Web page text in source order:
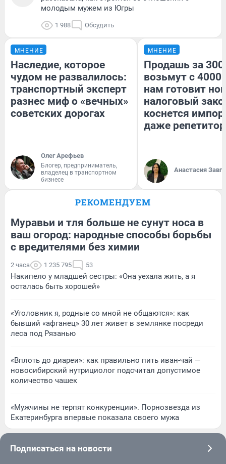
молодым мужем из Югры
1 988 Обсудить
МНЕНИЕ
Наследие, которое
чудом не развалилось:
транспортный эксперт
разнес миф о «вечных»
советских дорогах
Олег Арефьев
Блогер, предприниматель,
владелец в транспортном
бизнесе
МНЕНИЕ
Продашь за
возьмут с
нам готовит
налоговый
коснется
даже
Анастасия
РЕКОМЕНДУЕМ
Муравьи и тля больше не сунут носа в
ваш огород: народные способы борьбы
с вредителями без химии
2 часа 1 235 795 53
Накипело у младшей сестры: «Она уехала жить, а я
осталась быть хорошей»
«Уголовник я, родные со мной не общаются»: как
бывший «афганец» 30 лет живет в землянке посреди
леса под Рязанью
«Вплоть до диареи»: как правильно пить иван-чай —
новосибирский нутрициолог подсчитал допустимое
количество чашек
«Мужчины не терпят конкуренции». Порнозвезда из
Екатеринбурга впервые показала своего мужа
Подписаться на новости